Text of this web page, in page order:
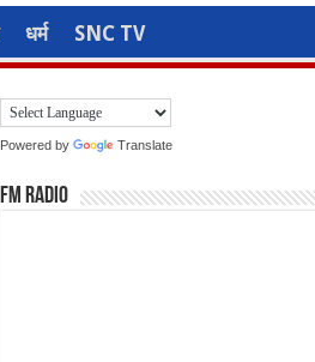
धर्म SNC TV
Powered by Translate
FM Radio